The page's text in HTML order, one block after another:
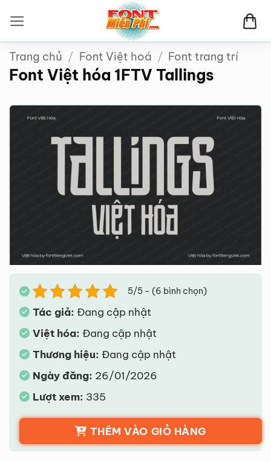
qua
nội
dung
Trang chủ / Font Việt hoá / Font trang trí
Font Việt hóa 1FTV Tallings
5/5 - (6 bình chọn)
Tác giả: Đang cập nhật
Việt hóa: Đang cập nhật
Thương hiệu: Đang cập nhật
Ngày đăng: 26/01/2026
Lượt xem: 335
THÊM VÀO GIỎ HÀNG